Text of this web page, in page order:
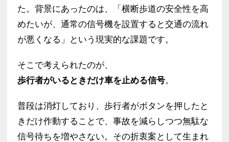
た。背景にあったのは、「横断歩道の安全性を高
めたいが、通常の信号機を設置すると交通の流れ
が悪くなる」という現実的な課題です。
そこで考えられたのが、
歩行者がいるときだけ車を止める信号。
普段は消灯しており、歩行者がボタンを押したと
きだけ作動することで、事故を減らしつつ無駄な
信号待ちを増やさない。その折衷案として生まれ